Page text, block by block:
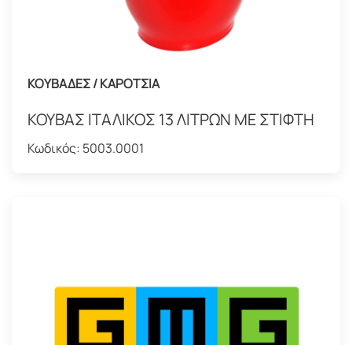
ΚΟΥΒΑΔΕΣ / ΚΑΡΟΤΣΙΑ
ΚΟΥΒΑΣ ΙΤΑΛΙΚΟΣ 13 ΛΙΤΡΩΝ ΜΕ ΣΤΙΦΤΗ
Κωδικός: 5003.0001